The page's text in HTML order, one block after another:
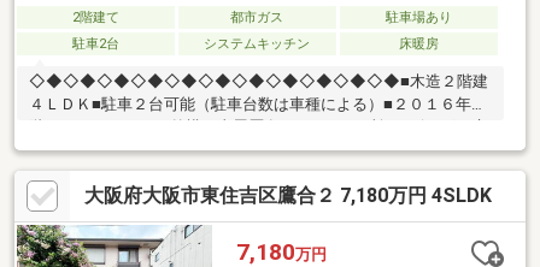
2階建て 都市ガス
駐車場あり
駐車2台
システムキッチン 床暖房
◇◆◇◆◇◆◇◆◇◆◇◆◇◆◇◆◇◆◇◆◇◆■木造２階建
４ＬＤＫ■駐車２台可能（駐車台数は車種による）■２０１６年１
暖房付き■大阪市立鷹合小学校まで徒歩4分（280ｍ）・スーパー
やコンビニ、ドラッグストアなど生活に便利な施設が周辺には充
実しています♪〇万代矢田店：徒歩7分（540ｍ）〇ローソン鷹合
四丁目店：徒歩4分（290ｍ）〇スギ薬局鷹合店：徒歩8分（570
ｍ）◇◆◇◆◇◆◇◆◇◆◇◆◇◆◇◆◇◆◇◆◇◆
大阪府大阪市東住吉区鷹合２ 7,180万円 4SLDK
7,180万円